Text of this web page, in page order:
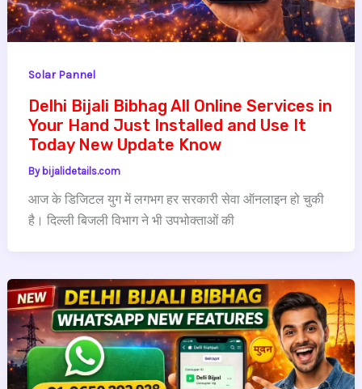
Solar Pannel
Delhi Bijali Bibhag All Online Services in
Your Hand Just Installed and Use It
Today New Update Know
By bijalidetails.com
आज के डिजिटल युग में लगभग हर सरकारी सेवा ऑनलाइन हो चुकी
है। दिल्ली बिजली विभाग ने भी उपभोक्ताओं की